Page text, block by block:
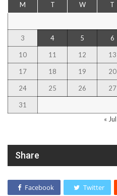
M T W T
3 4 5 6
10 11 12 13
17 18 19 20
24 25 26 27
31
« Jul
Share
Facebook Twitter